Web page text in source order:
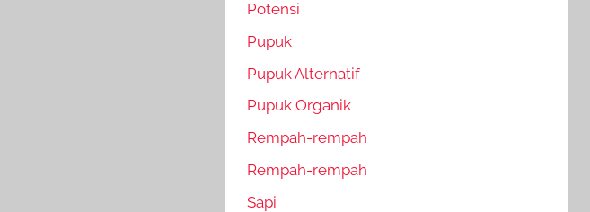
Potensi
Pupuk
Pupuk Alternatif
Pupuk Organik
Rempah-rempah
Rempah-rempah
Sapi